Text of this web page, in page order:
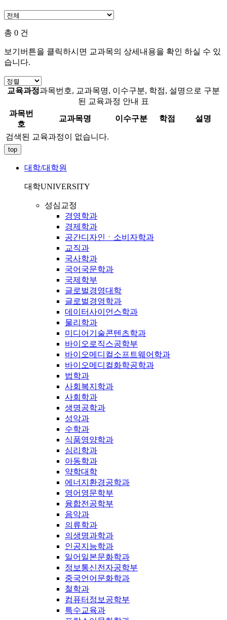
총 0 건
보기버튼을 클릭하시면 교과목의 상세내용을 확인 하실 수 있
습니다.
교육과정과목번호, 교과목명, 이수구분, 학점, 설명으로 구분
된 교육과정 안내 표
과목번
호
교과목명 이수구분 학점 설명
검색된 교육과정이 없습니다.
top
대학/대학원
대학UNIVERSITY
성심교정
경영학과
경제학과
공간디자인ㆍ소비자학과
교직과
국사학과
국어국문학과
국제학부
글로벌경영대학
글로벌경영학과
데이터사이언스학과
물리학과
미디어기술콘텐츠학과
바이오로직스공학부
바이오메디컬소프트웨어학과
바이오메디컬화학공학과
법학과
사회복지학과
사회학과
생명공학과
성악과
수학과
식품영양학과
심리학과
아동학과
약학대학
에너지환경공학과
영어영문학부
융합전공학부
음악과
의류학과
의생명과학과
인공지능학과
일어일본문화학과
정보통신전자공학부
중국언어문화학과
철학과
컴퓨터정보공학부
특수교육과